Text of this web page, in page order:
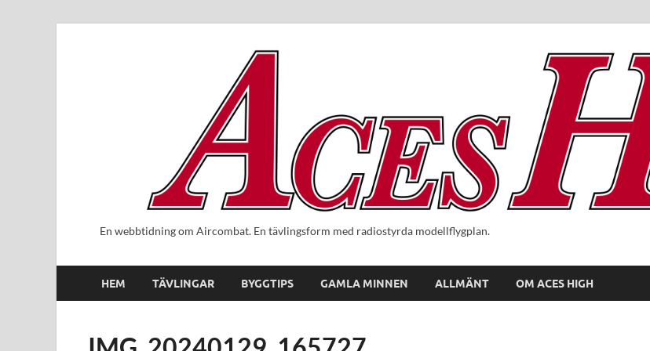
En webbtidning om Aircombat. En tävlingsform med radiostyrda modellflygplan.
HEM TÄVLINGAR BYGGTIPS GAMLA MINNEN ALLMÄNT OM ACES HIGH